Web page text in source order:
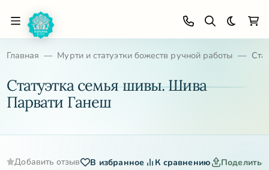
Темная
Главная Мурти и статуэтки божеств ручной работы
Статуэтка семья шивы. Шива
Парвати Ганеш
Добавить отзыв В избранное К сравнению